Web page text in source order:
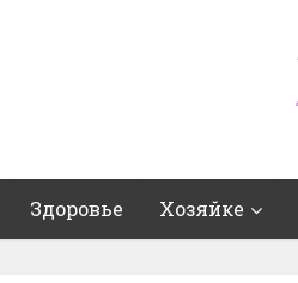
Здоровье Хозяйке